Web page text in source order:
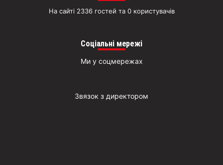
На сайті 2336 гостей та 0 користувачів
Соціальні мережі
Ми у соцмережах
Звязок з директором